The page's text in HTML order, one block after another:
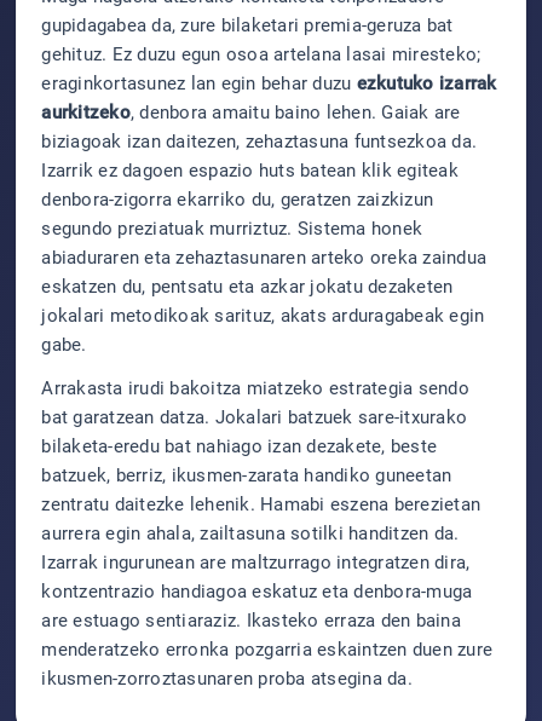
gupidagabea da, zure bilaketari premia-geruza bat
gehituz. Ez duzu egun osoa artelana lasai miresteko;
eraginkortasunez lan egin behar duzu ezkutuko izarrak
aurkitzeko, denbora amaitu baino lehen. Gaiak are
biziagoak izan daitezen, zehaztasuna funtsezkoa da.
Izarrik ez dagoen espazio huts batean klik egiteak
denbora-zigorra ekarriko du, geratzen zaizkizun
segundo preziatuak murriztuz. Sistema honek
abiaduraren eta zehaztasunaren arteko oreka zaindua
eskatzen du, pentsatu eta azkar jokatu dezaketen
jokalari metodikoak sarituz, akats arduragabeak egin
gabe.
Arrakasta irudi bakoitza miatzeko estrategia sendo
bat garatzean datza. Jokalari batzuek sare-itxurako
bilaketa-eredu bat nahiago izan dezakete, beste
batzuek, berriz, ikusmen-zarata handiko guneetan
zentratu daitezke lehenik. Hamabi eszena berezietan
aurrera egin ahala, zailtasuna sotilki handitzen da.
Izarrak ingurunean are maltzurrago integratzen dira,
kontzentrazio handiagoa eskatuz eta denbora-muga
are estuago sentiaraziz. Ikasteko erraza den baina
menderatzeko erronka pozgarria eskaintzen duen zure
ikusmen-zorroztasunaren proba atsegina da.